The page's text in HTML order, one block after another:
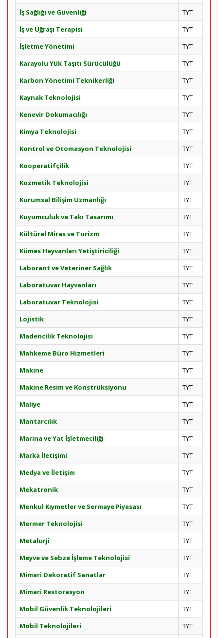
İş Sağlığı ve Güvenliği
TYT
İş ve Uğraşı Terapisi
TYT
İşletme Yönetimi
TYT
Karayolu Yük Taşıtı Sürücülüğü
TYT
Karbon Yönetimi Teknikerliği
TYT
Kaynak Teknolojisi
TYT
Kenevir Dokumacılığı
TYT
Kimya Teknolojisi
TYT
Kontrol ve Otomasyon Teknolojisi
TYT
Kooperatifçilik
TYT
Kozmetik Teknolojisi
TYT
Kurumsal Bilişim Uzmanlığı
TYT
Kuyumculuk ve Takı Tasarımı
TYT
Kültürel Miras ve Turizm
TYT
Kümes Hayvanları Yetiştiriciliği
TYT
Laborant ve Veteriner Sağlık
TYT
Laboratuvar Hayvanları
TYT
Laboratuvar Teknolojisi
TYT
Lojistik
TYT
Madencilik Teknolojisi
TYT
Mahkeme Büro Hizmetleri
TYT
Makine
TYT
Makine Resim ve Konstrüksiyonu
TYT
Maliye
TYT
Mantarcılık
TYT
Marina ve Yat İşletmeciliği
TYT
Marka İletişimi
TYT
Medya ve İletişim
TYT
Mekatronik
TYT
Menkul Kıymetler ve Sermaye Piyasası
TYT
Mermer Teknolojisi
TYT
Metalurji
TYT
Meyve ve Sebze İşleme Teknolojisi
TYT
Mimari Dekoratif Sanatlar
TYT
Mimari Restorasyon
TYT
Mobil Güvenlik Teknolojileri
TYT
Mobil Teknolojileri
TYT